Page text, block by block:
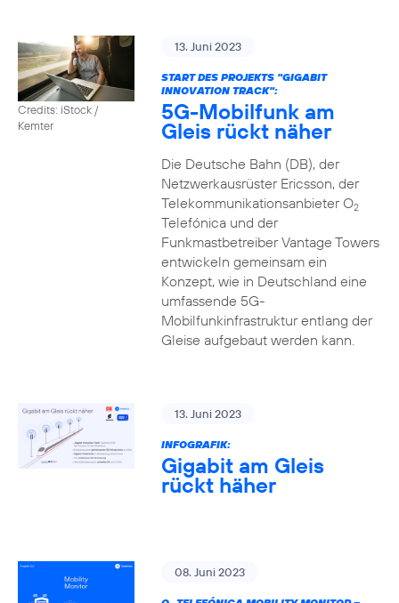
Credits: iStock /
Kemter
13. Juni 2023
START DES PROJEKTS "GIGABIT
INNOVATION TRACK":
5G-Mobilfunk am
Gleis rückt näher
Die Deutsche Bahn (DB), der
Netzwerkausrüster Ericsson, der
Telekommunikationsanbieter O2
Telefónica und der
Funkmastbetreiber Vantage Towers
entwickeln gemeinsam ein
Konzept, wie in Deutschland eine
umfassende 5G-
Mobilfunkinfrastruktur entlang der
Gleise aufgebaut werden kann.
13. Juni 2023
INFOGRAFIK:
Gigabit am Gleis
rückt häher
08. Juni 2023